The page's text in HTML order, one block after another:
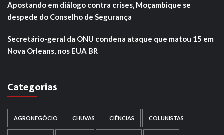
Apostando em diálogo contra crises, Moçambique se
despede do Conselho de Segurança
Secretário-geral da ONU condena ataque que matou 15 em
Nova Orleans, nos EUA BR
Categorias
AGRONEGÓCIO CHUVAS CIÊNCIAS COLUNISTAS